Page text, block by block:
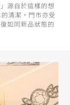
源自於這樣的想
清潔，門市亦受
如同新品狀態的